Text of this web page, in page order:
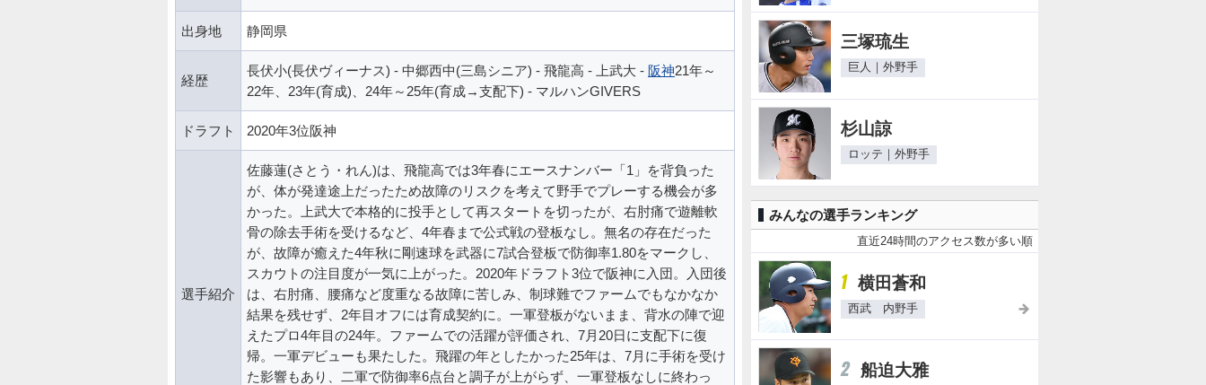
出身地 静岡県
経歴
長伏小(長伏ヴィーナス) - 中郷西中(三島シニア) - 飛龍高 - 上武大 - 阪神21年～
22年、23年(育成)、24年～25年(育成→支配下) - マルハンGIVERS
ドラフト 2020年3位阪神
選手紹介
佐藤蓮(さとう・れん)は、飛龍高では3年春にエースナンバー「1」を背負った
が、体が発達途上だったため故障のリスクを考えて野手でプレーする機会が多
かった。上武大で本格的に投手として再スタートを切ったが、右肘痛で遊離軟
骨の除去手術を受けるなど、4年春まで公式戦の登板なし。無名の存在だった
が、故障が癒えた4年秋に剛速球を武器に7試合登板で防御率1.80をマークし、
スカウトの注目度が一気に上がった。2020年ドラフト3位で阪神に入団。入団後
は、右肘痛、腰痛など度重なる故障に苦しみ、制球難でファームでもなかなか
結果を残せず、2年目オフには育成契約に。一軍登板がないまま、背水の陣で迎
えたプロ4年目の24年。ファームでの活躍が評価され、7月20日に支配下に復
帰。一軍デビューも果たした。飛躍の年としたかった25年は、7月に手術を受け
た影響もあり、二軍で防御率6点台と調子が上がらず、一軍登板なしに終わっ
三塚琉生
巨人｜外野手
杉山諒
ロッテ｜外野手
みんなの選手ランキング
直近24時間のアクセス数が多い順
1 横田蒼和
西武 内野手
2 船迫大雅